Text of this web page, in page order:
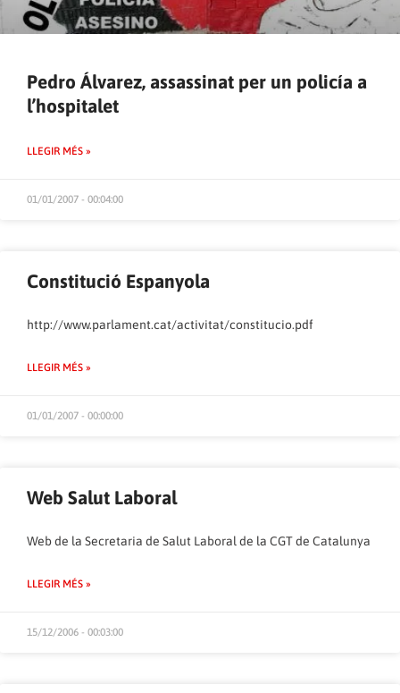
Pedro Álvarez, assassinat per un policía a
l’hospitalet
LLEGIR MÉS »
01/01/2007 - 00:04:00
Constitució Espanyola
http://www.parlament.cat/activitat/constitucio.pdf
LLEGIR MÉS »
01/01/2007 - 00:00:00
Web Salut Laboral
Web de la Secretaria de Salut Laboral de la CGT de Catalunya
LLEGIR MÉS »
15/12/2006 - 00:03:00